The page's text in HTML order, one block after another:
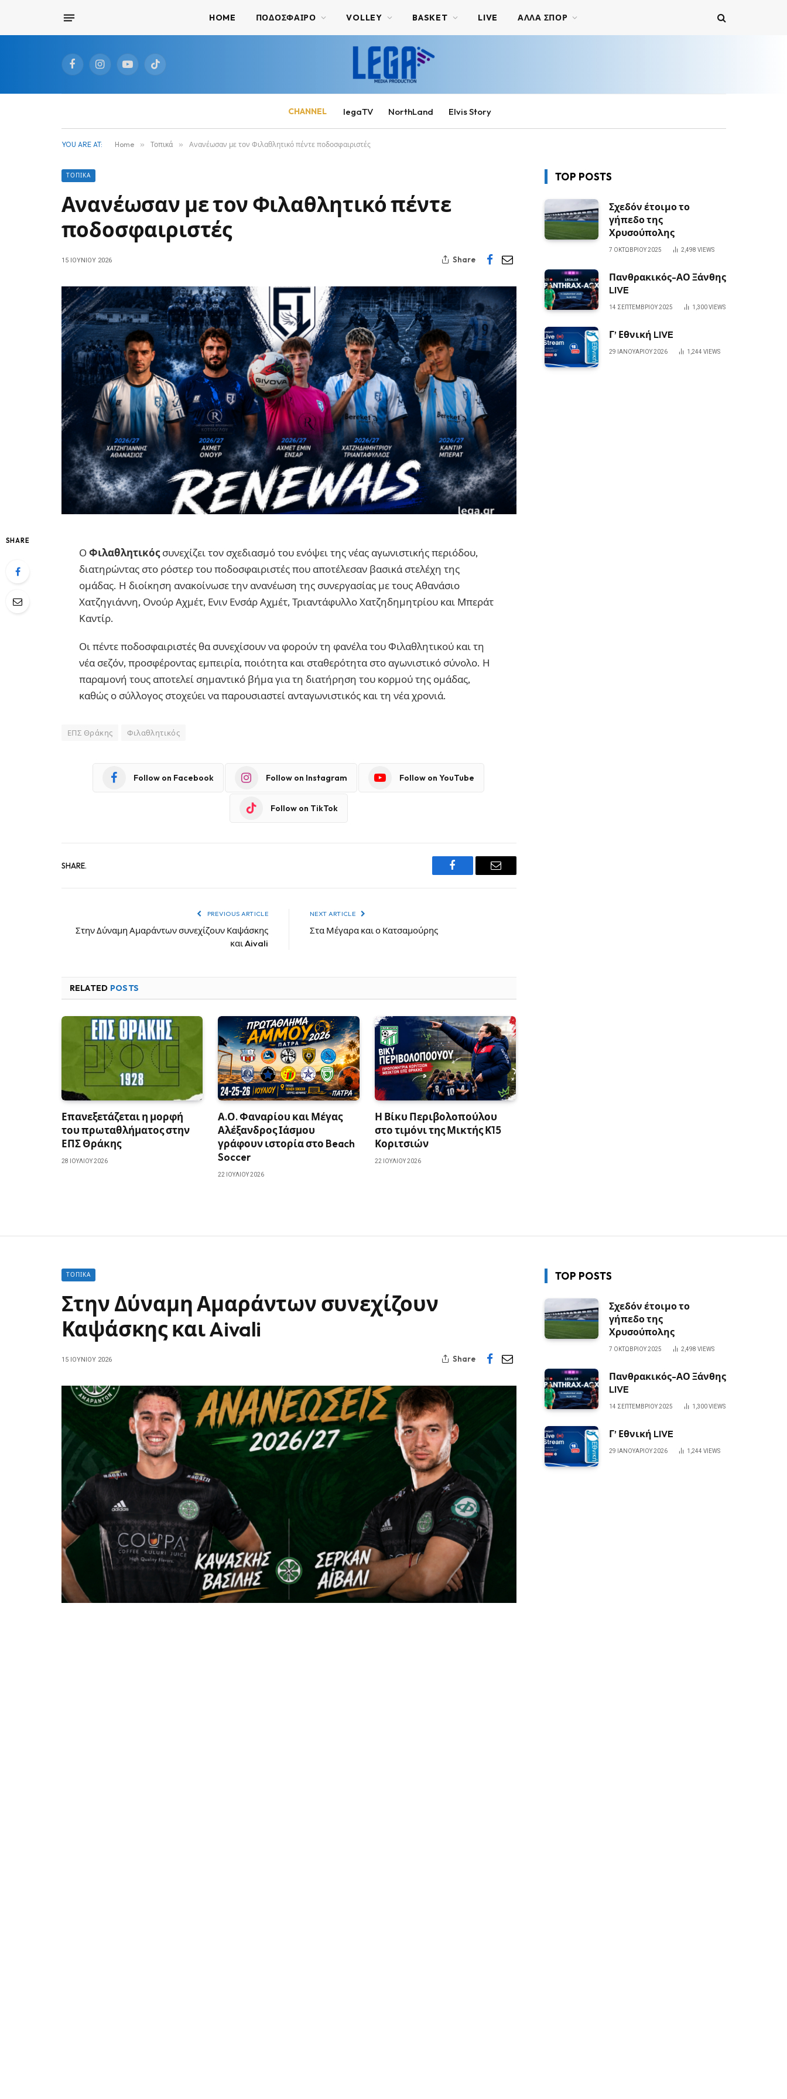
HOME ΠΟΔΟΣΦΑΙΡΟ VOLLEY BASKET LIVE ΑΛΛΑ ΣΠΟΡ
FacebookInstagramYouTubeTikTok
CHANNEL legaTV NorthLand Elvis Story
YOU ARE AT: Home » Τοπικά » Ανανέωσαν με τον Φιλαθλητικό πέντε ποδοσφαιριστές
ΤΟΠΙΚΆ
Ανανέωσαν με τον Φιλαθλητικό πέντε
ποδοσφαιριστές
15 ΙΟΥΝΊΟΥ 2026 Share
SHARE
ΟΦιλαθλητικόςσυνεχίζει τον σχεδιασμό του ενόψει της νέας αγωνιστικής περιόδου,
διατηρώντας στο ρόστερ του ποδοσφαιριστές που αποτέλεσαν βασικά στελέχη της
ομάδας. Η διοίκηση ανακοίνωσε την ανανέωση της συνεργασίας με τους Αθανάσιο
Χατζηγιάννη, Ονούρ Αχμέτ, Ενιν Ενσάρ Αχμέτ, Τριαντάφυλλο Χατζηδημητρίου και Μπεράτ
Καντίρ.
Οι πέντε ποδοσφαιριστές θα συνεχίσουν να φορούν τη φανέλα του Φιλαθλητικού και τη
νέα σεζόν, προσφέροντας εμπειρία, ποιότητα και σταθερότητα στο αγωνιστικό σύνολο. Η
παραμονή τους αποτελεί σημαντικό βήμα για τη διατήρηση του κορμού της ομάδας,
καθώς ο σύλλογος στοχεύει να παρουσιαστεί ανταγωνιστικός και τη νέα χρονιά.
ΕΠΣ Θράκης Φιλαθλητικός
Follow on Facebook Follow on Instagram Follow on YouTube
Follow on TikTok
SHARE.
Facebook Email
PREVIOUS ARTICLE
Στην Δύναμη Αμαράντων συνεχίζουν Καψάσκης
και Aivali
NEXT ARTICLE
Στα Μέγαρα και ο Κατσαμούρης
RELATED POSTS
Επανεξετάζεται η μορφή
του πρωταθλήματος στην
ΕΠΣ Θράκης
28 ΙΟΥΛΊΟΥ 2026
Α.Ο. Φαναρίου και Μέγας
Αλέξανδρος Ιάσμου
γράφουν ιστορία στο Beach
Soccer
22 ΙΟΥΛΊΟΥ 2026
Η Βίκυ Περιβολοπούλου
στο τιμόνι της Μικτής Κ15
Κοριτσιών
22 ΙΟΥΛΊΟΥ 2026
TOP POSTS
Σχεδόν έτοιμο το
γήπεδο της
Χρυσούπολης
7 ΟΚΤΩΒΡΊΟΥ 2025 2,498 VIEWS
Πανθρακικός-ΑΟ Ξάνθης
LIVE
14 ΣΕΠΤΕΜΒΡΊΟΥ 2025 1,300VIEWS
Γ’ Εθνική LIVE
29 ΙΑΝΟΥΑΡΊΟΥ 2026 1,244 VIEWS
ΤΟΠΙΚΆ
Στην Δύναμη Αμαράντων συνεχίζουν
Καψάσκης και Aivali
15 ΙΟΥΝΊΟΥ 2026 Share
TOP POSTS
Σχεδόν έτοιμο το
γήπεδο της
Χρυσούπολης
7 ΟΚΤΩΒΡΊΟΥ 2025 2,498 VIEWS
Πανθρακικός-ΑΟ Ξάνθης
LIVE
14 ΣΕΠΤΕΜΒΡΊΟΥ 2025 1,300VIEWS
Γ’ Εθνική LIVE
29 ΙΑΝΟΥΑΡΊΟΥ 2026 1,244 VIEWS